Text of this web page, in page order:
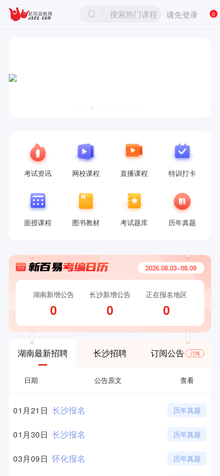
搜索热门课程 请先登录 0
考试资讯 网校课程 直播课程 特训打卡
面授课程 图书教材 考试题库 历年真题
2026.08.03~08.09
湖南新增公告
0
长沙新增公告
0
正在报名地区
0
湖南最新招聘 长沙招聘 订阅公告 订阅
日期 公告原文 查看
01月21日 长沙报名 历年真题
01月30日 长沙报名 历年真题
03月09日 怀化报名 历年真题